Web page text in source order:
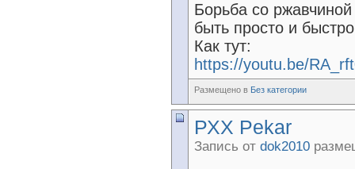
Борьба со
быть просто и
Как тут:
https://youtu.be/
Размещено в Без категории
РХХ Pekar
Запись от dok2010